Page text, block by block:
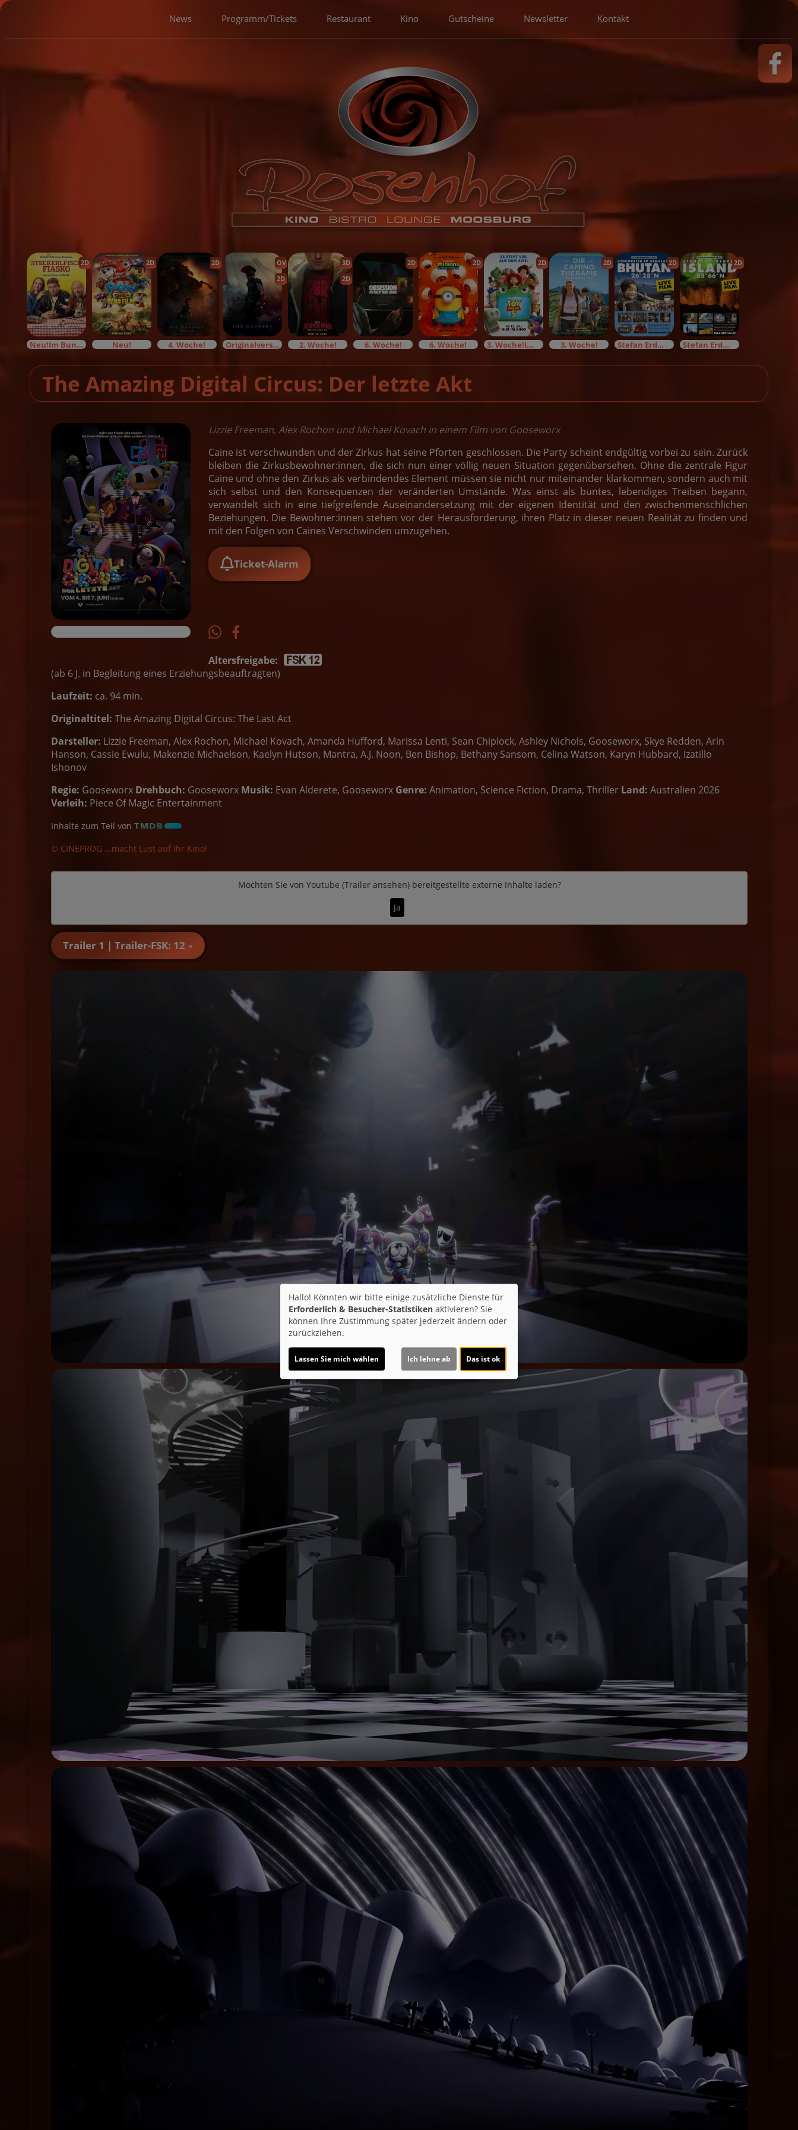
News Programm/Tickets Restaurant Kino Gutscheine Newsletter Kontakt
2D
Neu!Im Bundesstart
2D
Neu!
2D
4. Woche!
OV
2D
Originalversion
3D
2D
2. Woche!
2D
6. Woche!
2D
6. Woche!
2D
3. Woche!Im Bundesstart
2D
3. Woche!
2D
Stefan Erdmann live
2D
Stefan Erdmann live
The Amazing Digital Circus: Der letzte Akt
Lizzie Freeman, Alex Rochon und Michael Kovach in einem Film von Gooseworx
Caine ist verschwunden und der Zirkus hat seine Pforten geschlossen. Die Party scheint endgültig vorbei zu sein. Zurück
bleiben die Zirkusbewohner:innen, die sich nun einer völlig neuen Situation gegenübersehen. Ohne die zentrale Figur
Caine und ohne den Zirkus als verbindendes Element müssen sie nicht nur miteinander klarkommen, sondern auch mit
sich selbst und den Konsequenzen der veränderten Umstände. Was einst als buntes, lebendiges Treiben begann,
verwandelt sich in eine tiefgreifende Auseinandersetzung mit der eigenen Identität und den zwischenmenschlichen
Beziehungen. Die Bewohner:innen stehen vor der Herausforderung, ihren Platz in dieser neuen Realität zu finden und
mit den Folgen von Caines Verschwinden umzugehen.
Ticket-Alarm
Altersfreigabe:
(ab 6 J. in Begleitung eines Erziehungsbeauftragten)
Laufzeit: ca. 94 min.
Originaltitel: The Amazing Digital Circus: The Last Act
Darsteller: Lizzie Freeman, Alex Rochon, Michael Kovach, Amanda Hufford, Marissa Lenti, Sean Chiplock, Ashley Nichols, Gooseworx, Skye Redden, Arin
Hanson, Cassie Ewulu, Makenzie Michaelson, Kaelyn Hutson, Mantra, A.J. Noon, Ben Bishop, Bethany Sansom, Celina Watson, Karyn Hubbard, Izatillo
Ishonov
Regie: Gooseworx Drehbuch: Gooseworx Musik: Evan Alderete, Gooseworx Genre: Animation, Science Fiction, Drama, Thriller Land: Australien 2026
Verleih: Piece Of Magic Entertainment
Inhalte zum Teil von
© CINEPROG ...macht Lust auf Ihr Kino!
Möchten Sie von Youtube (Trailer ansehen)bereitgestellte externe Inhalte laden?
Ja
Trailer 1 | Trailer-FSK: 12
Hallo! Könnten wir bitte einige zusätzliche Dienste für
Erforderlich & Besucher-Statistiken aktivieren? Sie
können Ihre Zustimmung später jederzeit ändern oder
zurückziehen.
Lassen Sie mich wählen Ich lehne ab Das ist ok